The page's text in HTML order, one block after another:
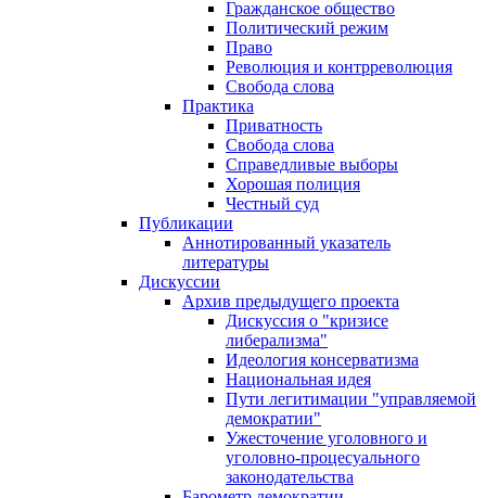
Гражданское общество
Политический режим
Право
Революция и контрреволюция
Свобода слова
Практика
Приватность
Свобода слова
Справедливые выборы
Хорошая полиция
Честный суд
Публикации
Аннотированный указатель
литературы
Дискуссии
Архив предыдущего проекта
Дискуссия о "кризисе
либерализма"
Идеология консерватизма
Национальная идея
Пути легитимации "управляемой
демократии"
Ужесточение уголовного и
уголовно-процесуального
законодательства